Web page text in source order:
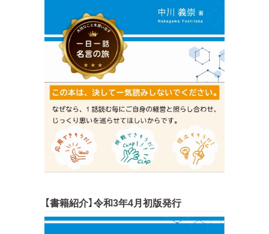
【書籍紹介】令和3年4月初版発行